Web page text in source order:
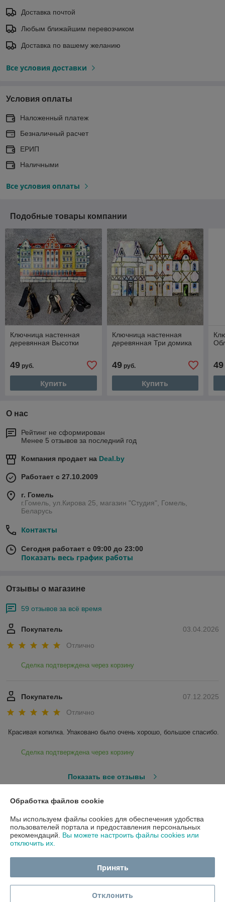
Доставка почтой
Любым ближайшим перевозчиком
Доставка по вашему желанию
Все условия доставки
Условия оплаты
Наложенный платеж
Безналичный расчет
ЕРИП
Наличными
Все условия оплаты
Подобные товары компании
Ключница настенная
деревянная Высотки
49 руб.
Купить
Ключница настенная
деревянная Три домика
49руб.
Купить
49
О нас
Рейтинг не сформирован
Менее 5 отзывов за последний год
Компания продает на Deal.by
Работает с 27.10.2009
г. Гомель
г.Гомель, ул.Кирова 25, магазин "Студия", Гомель,
Беларусь
Контакты
Сегодня работает с 09:00 до 23:00
Показать весь график работы
Отзывы о магазине
59 отзывов за всё время
03.04.2026
Покупатель
Отлично
Сделка подтверждена через корзину
07.12.2025
Покупатель
Отлично
Красивая копилка. Упаковано было очень хорошо, большое спасибо.
Сделка подтверждена через корзину
Показать все отзывы
Контакты
Доставка и оплата
Обработка файлов cookie
Мы используем файлы cookies для обеспечения удобства
пользователей портала и предоставления персональных
рекомендаций. Вы можете настроить файлы cookies или
отключить их.
Принять
Отклонить